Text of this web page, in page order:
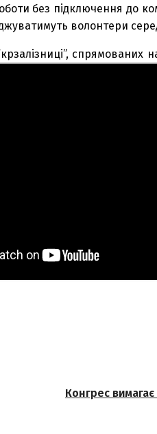
без підключення до
волонтери
Конгрес